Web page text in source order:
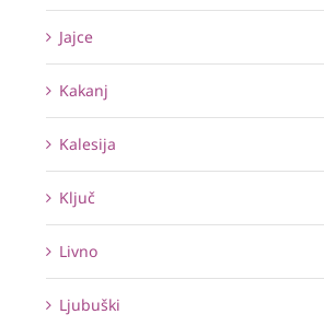
Jajce
Kakanj
Kalesija
Ključ
Livno
Ljubuški